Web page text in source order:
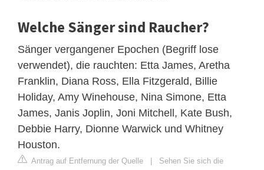
Welche Sänger sind Raucher?
Sänger vergangener Epochen (Begriff lose
verwendet), die rauchten: Etta James, Aretha
Franklin, Diana Ross, Ella Fitzgerald, Billie
Holiday, Amy Winehouse, Nina Simone, Etta
James, Janis Joplin, Joni Mitchell, Kate Bush,
Debbie Harry, Dionne Warwick und Whitney
Houston.
Antrag auf Entfernung der Quelle | Sehen Sie sich die